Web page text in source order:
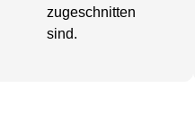
zugeschnitten
sind.